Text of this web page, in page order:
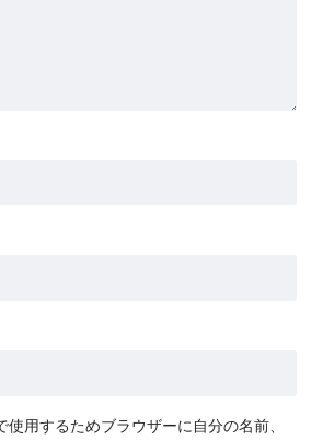
使用するためブラウザーに自分の名前、